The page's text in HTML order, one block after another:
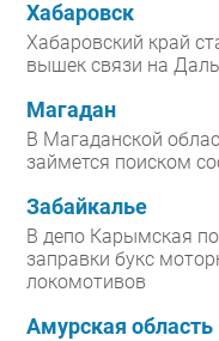
Хабаровск
Хабаровский край
вышек связи на
Магадан
В Магаданской
займется поиском
Забайкалье
В депо Карымская
заправки букс
локомотивов
Амурская область